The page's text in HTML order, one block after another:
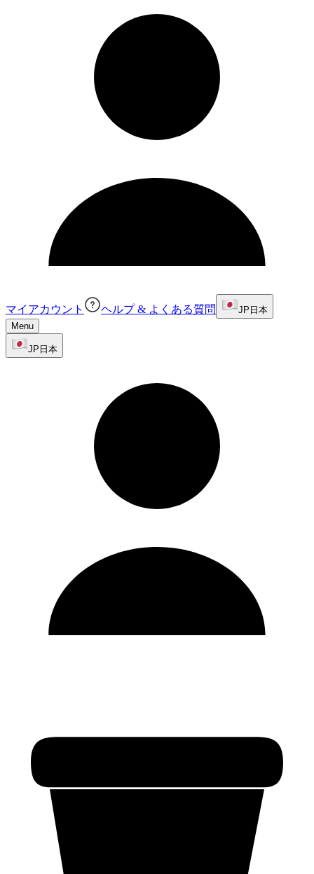
マイアカウント ヘルプ & よくある質問 JP 日本
Menu
JP 日本